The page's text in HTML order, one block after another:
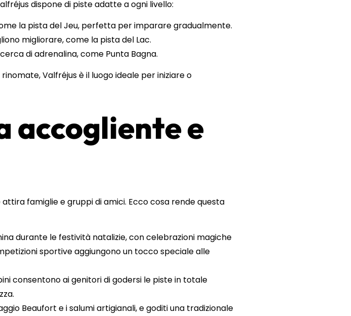
dispone di piste adatte a ogni livello:
la pista del Jeu, perfetta per imparare gradualmente.
migliorare, come la pista del Lac.
di adrenalina, come Punta Bagna.
Valfréjus è il luogo ideale per iniziare o
accogliente e
famiglie e gruppi di amici. Ecco cosa rende questa
durante le festività natalizie, con celebrazioni magiche
sportive aggiungono un tocco speciale alle
consentono ai genitori di godersi le piste in totale
Beaufort e i salumi artigianali, e goditi una tradizionale